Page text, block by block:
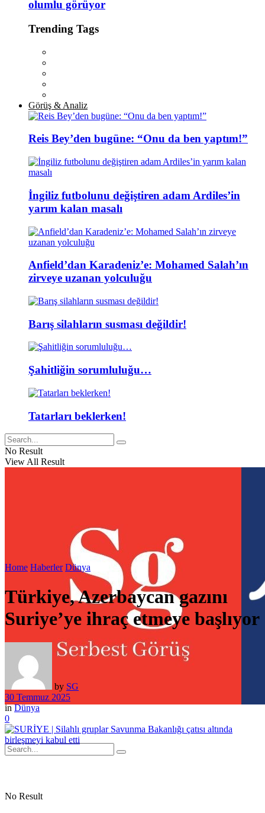
olumlu görüyor
Trending Tags
Görüş & Analiz
Reis Bey’den bugüne: “Onu da ben yaptım!”
İngiliz futbolunu değiştiren adam Ardiles’in
yarım kalan masalı
Anfield’dan Karadeniz’e: Mohamed Salah’ın
zirveye uzanan yolculuğu
Barış silahların susması değildir!
Şahitliğin sorumluluğu…
Tatarları beklerken!
No Result
View All Result
No Result
Home Haberler Dünya
Türkiye, Azerbaycan gazını
Suriye’ye ihraç etmeye başlıyor
by SG
30 Temmuz 2025
in Dünya
0